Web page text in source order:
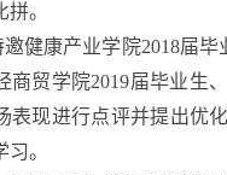
。
邀健康产业学院2018届
商贸学院2019届毕业生
表现进行点评并提出优
。